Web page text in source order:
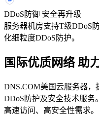
DDoS防御 安全再升级
服务器机房支持T级DDoS
化细粒度DDoS防护。
国际优质网络 助
DNS.COM美国云服务器
DDoS防护及安全技术服务
高速访问、高安全性需求。